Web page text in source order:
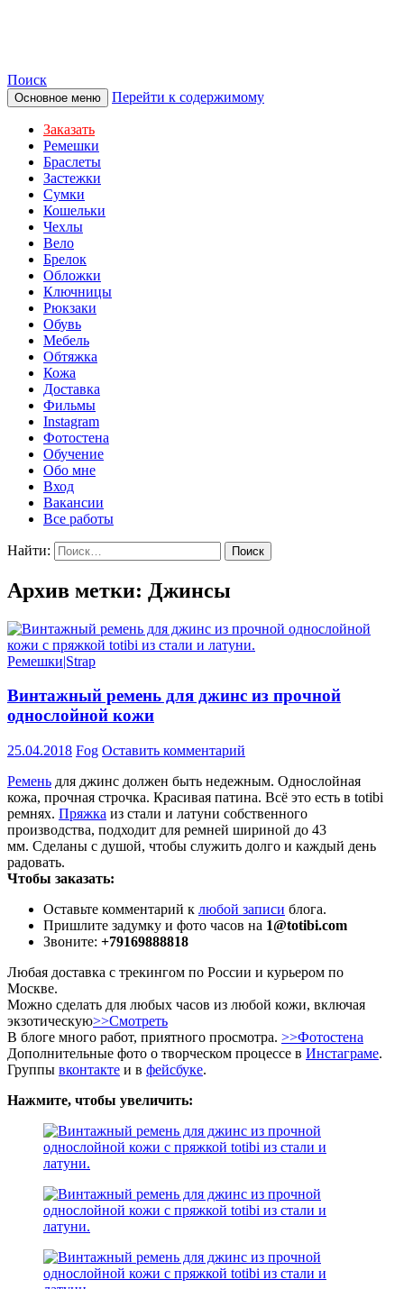
Поиск
Основное меню Перейти к содержимому
Заказать
Ремешки
Браслеты
Застежки
Сумки
Кошельки
Чехлы
Вело
Брелок
Обложки
Ключницы
Рюкзаки
Обувь
Мебель
Обтяжка
Кожа
Доставка
Фильмы
Instagram
Фотостена
Обучение
Обо мне
Вход
Вакансии
Все работы
Найти:
Архив метки: Джинсы
Ремешки|Strap
Винтажный ремень для джинс из прочной
однослойной кожи
25.04.2018 Fog Оставить комментарий
Ремень для джинс должен быть недежным. Однослойная
кожа, прочная строчка. Красивая патина. Всё это есть в totibi
ремнях. Пряжка из стали и латуни собственного
производства, подходит для ремней шириной до 43
мм. Сделаны с душой, чтобы служить долго и каждый день
радовать.
Чтобы заказать:
Оставьте комментарий к любой записи блога.
Пришлите задумку и фото часов на 1@totibi.com
Звоните: +79169888818
Любая доставка с трекингом по России и курьером по
Москве.
Можно сделать для любых часов из любой кожи, включая
экзотическую>>Смотреть
В блоге много работ, приятного просмотра. >>Фотостена
Дополнительные фото о творческом процессе в Инстаграме.
Группы вконтакте и в фейсбуке.
Нажмите, чтобы увеличить: